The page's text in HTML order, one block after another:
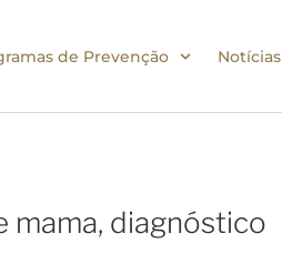
de Prevenção Notícias
mama, diagnóstico